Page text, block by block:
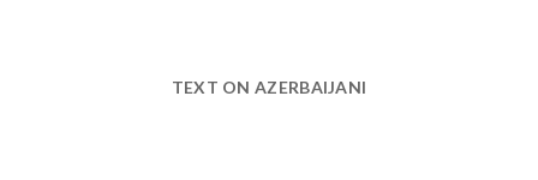
TEXT ON AZERBAIJANI